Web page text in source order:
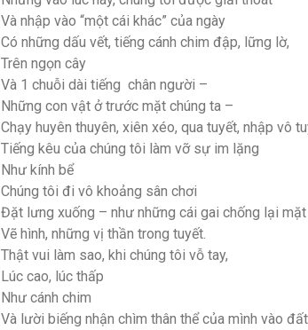
Và nhập vào “một cái khác” của ngày
Có những dấu vết, tiếng cánh chim đập, lững lờ,
Trên ngọn cây
Và 1 chuỗi dài tiếng chân người –
Những con vật ở trước mặt chúng ta –
Chạy huyên thuyên, xiên xéo, qua tuyết, nhập vô
Tiếng kêu của chúng tôi làm vỡ sự im lặng
Như kính bể
Chúng tôi đi vô khoảng sân chơi
Đặt lưng xuống – như những cái gai chống lại
Vẽ hình, những vị thần trong tuyết.
Thật vui làm sao, khi chúng tôi vỗ tay,
Lúc cao, lúc thấp
Như cánh chim
Và lười biếng nhận chìm thân thể của mình vào